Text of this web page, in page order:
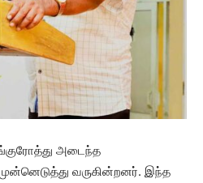
அடைந்த
வருகின்றனர். இந்த